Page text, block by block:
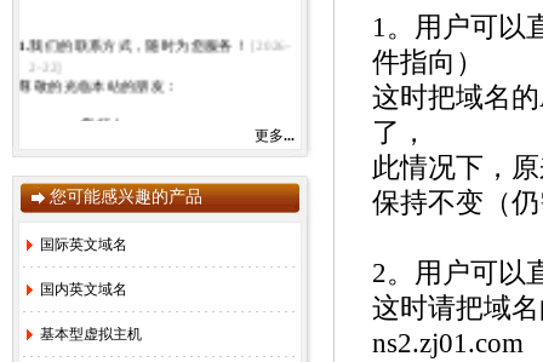
1.我们的联系方式，随时为您服务！ [2026-
2-22]
尊敬的光临本站的朋友：
您好！
下面是我们的联系方式，如有需要可以
随时联系我们为您服务！
销售主管 刘 叶 QQ：22266945【微信同
号】 （售前咨询、确认汇款等）
技术支持、代理服务等）
虚机、域名、企业畅通邮局购买管理主站：
更多...
您可能感兴趣的产品
国际英文域名
国内英文域名
基本型虚拟主机
1。用户可以
件指向）
这时把域名
了，
此情况下，
保持不变（
2。用户可以
这时请把域
ns2.zj01.com